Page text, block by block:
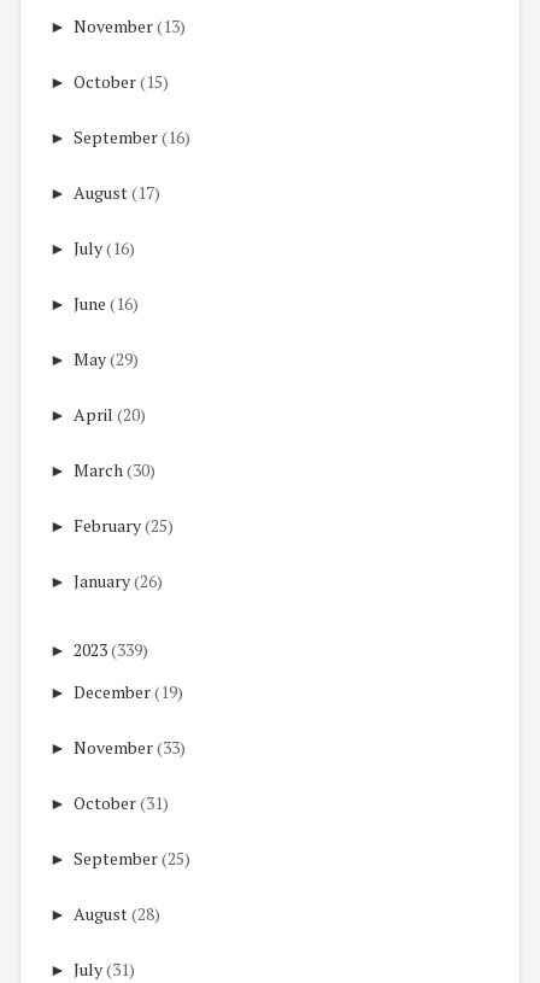
► November(13)
► October(15)
► September(16)
► August(17)
► July(16)
► June (16)
► May(29)
► April (20)
► March(30)
► February(25)
► January(26)
► 2023(339)
► December(19)
► November(33)
► October(31)
► September(25)
► August(28)
► July(31)